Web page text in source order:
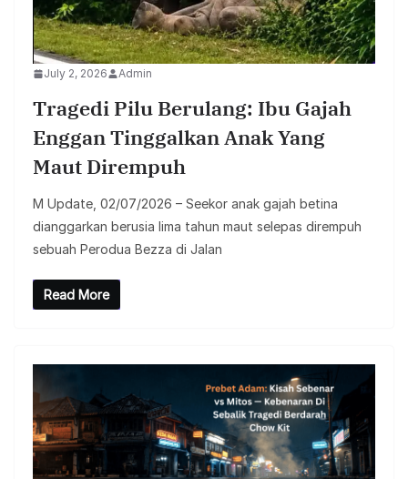
July 2, 2026 Admin
Tragedi Pilu Berulang: Ibu Gajah
Enggan Tinggalkan Anak Yang
Maut Dirempuh
M Update, 02/07/2026 – Seekor anak gajah betina
dianggarkan berusia lima tahun maut selepas dirempuh
sebuah Perodua Bezza di Jalan
Read More